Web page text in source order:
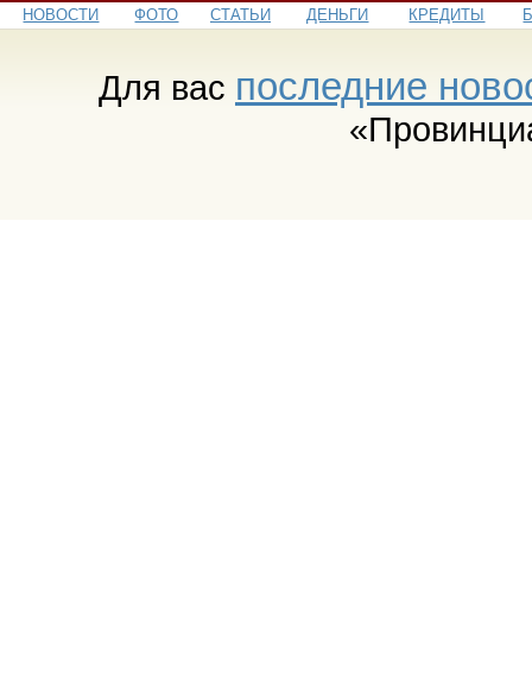
НОВОСТИ ФОТО СТАТЬИ ДЕНЬГИ КРЕДИТЫ
Для вас последние